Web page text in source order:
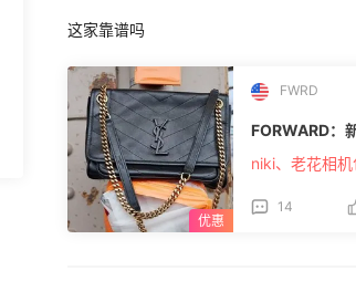
这家靠谱吗
FWRD
FORWARD：
niki、老花相
14